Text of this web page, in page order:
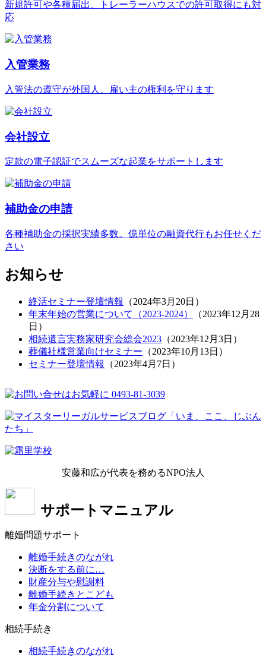
新規許可や各種届出、トレーラーハウスでの許可取得にも対
応
入管業務
入管法の遵守が外国人、雇い主の権利を守ります
会社設立
定款の電子認証でスムーズな起業をサポートします
補助金の申請
各種補助金の採択実績多数。億単位の融資代行もお任せくだ
さい
お知らせ
終活セミナー登壇情報 （2024年3月20日 ）
年末年始の営業について（2023-2024）
（2023年12月28
日 ）
相続遺言実務家研究会総会2023 （2023年12月3日 ）
葬儀社様営業向けセミナー （2023年10月13日 ）
セミナー登壇情報
（2023年4月7日 ）
安藤和広が代表を務めるNPO法人
サポートマニュアル
離婚問題サポート
離婚手続きのながれ
決断をする前に…
財産分与や慰謝料
離婚手続きとこども
年金分割について
相続手続き
相続手続きのながれ